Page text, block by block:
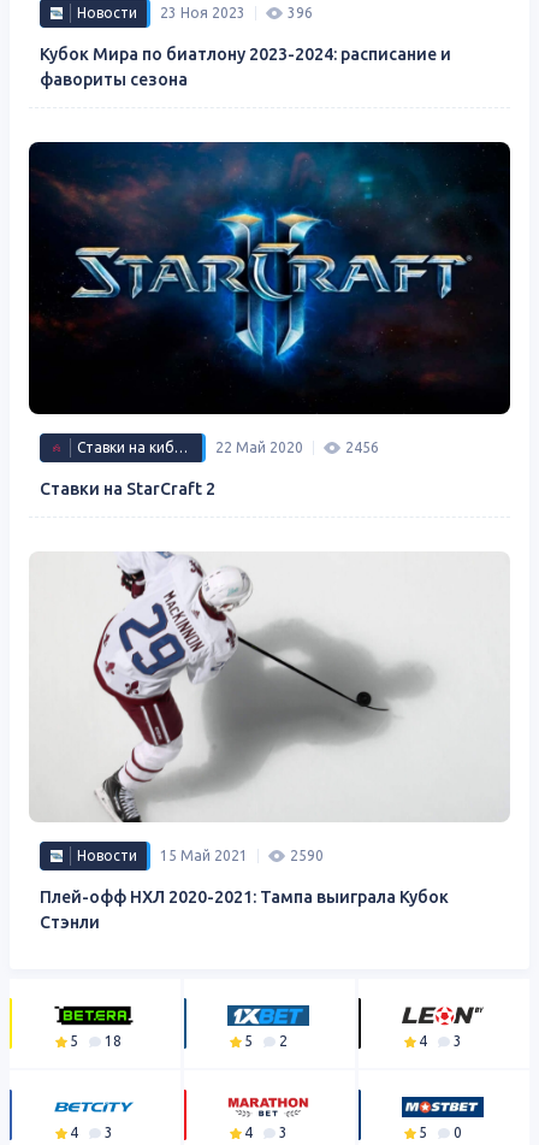
Новости 23 Ноя 2023 396
Кубок Мира по биатлону 2023-2024: расписание и
фавориты сезона
Ставки на киберспорт 22 Май 2020 2456
Ставки на StarCraft 2
Новости 15 Май 2021 2590
Плей-офф НХЛ 2020-2021: Тампа выиграла Кубок
Стэнли
5 18 5 2 4 3
4 3 4 3 5 0